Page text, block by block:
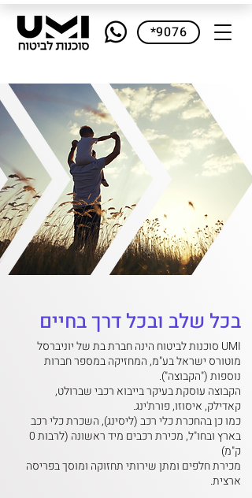
*9076
בכל שלב ובכל דרך בחיים
UMI סוכנות לביטוח הינה חברת בת של יוניברסל
מוטורס ישראל בע"מ, המחזיקה במספר חברות
נוספות ("הקבוצה").
הקבוצה עוסקת בעיקר בייבוא רכבי שברולט,
קאדילק, איסוזו, פורת'ינג.
כמו כן בהחכרת כלי רכב (ליסינג), השכרת כלי רכב
בארץ ובחו"ל, מכירת רכבים מיד ראשונה
(לרבות 0
ק"מ)
מכירת חלפים ומתן שירותי תחזוקה ומוסך בפריסה
ארצית.